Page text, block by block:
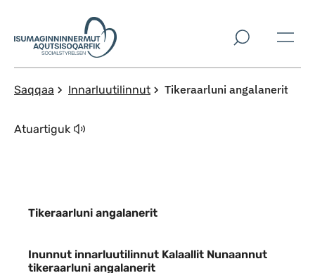
Imarisaanut ingerlaqqigit
Saqqaa Innarluutilinnut Tikeraarluni angalanerit
Atuartiguk
Tikeraarluni angalanerit
Indhold
Inunnut innarluutilinnut Kalaallit Nunaannut
tikeraarluni angalanerit